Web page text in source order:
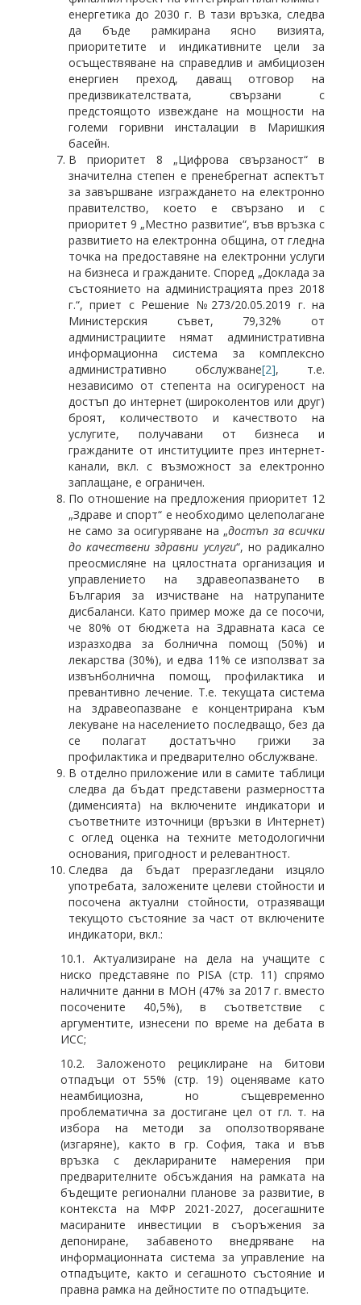
енергетика до 2030 г. В тази връзка, следва
да бъде рамкирана ясно визията,
приоритетите и индикативните цели за
осъществяване на справедлив и амбициозен
енергиен преход, даващ отговор на
предизвикателствата, свързани с
предстоящото извеждане на мощности на
големи горивни инсталации в Маришкия
басейн.
В приоритет 8 „Цифрова свързаност“ в
значителна степен е пренебрегнат аспектът
за завършване изграждането на електронно
правителство, което е свързано и с
приоритет 9 „Местно развитие“, във връзка с
развитието на електронна община, от гледна
точка на предоставяне на електронни услуги
на бизнеса и гражданите. Според „Доклада за
състоянието на администрацията през 2018
г.“, приет с Решение №273/20.05.2019 г. на
Министерския съвет, 79,32% от
администрациите нямат административна
информационна система за комплексно
административно обслужване[2], т.е.
независимо от степента на осигуреност на
достъп до интернет (широколентов или друг)
броят, количеството и качеството на
услугите, получавани от бизнеса и
гражданите от институциите през интернет-
канали, вкл. с възможност за електронно
заплащане, е ограничен.
По отношение на предложения приоритет 12
„Здраве и спорт“ е необходимо целеполагане
не само за осигуряване на „достъп за всички
до качествени здравни услуги“, но радикално
преосмисляне на цялостната организация и
управлението на здравеопазването в
България за изчистване на натрупаните
дисбаланси. Като пример може да се посочи,
че 80% от бюджета на Здравната каса се
изразходва за болнична помощ (50%) и
лекарства (30%), и едва 11% се използват за
извънболнична помощ, профилактика и
превантивно лечение. Т.е. текущата система
на здравеопазване е концентрирана към
лекуване на населението последващо, без да
се полагат достатъчно грижи за
профилактика и предварително обслужване.
В отделно приложение или в самите таблици
следва да бъдат представени размерността
(дименсията) на включените индикатори и
съответните източници (връзки в Интернет)
с оглед оценка на техните методологични
основания, пригодност и релевантност.
Следва да бъдат преразгледани изцяло
употребата, заложените целеви стойности и
посочена актуални стойности, отразяващи
текущото състояние за част от включените
индикатори, вкл.:
10.1. Актуализиране на дела на учащите с
ниско представяне по PISA (стр. 11) спрямо
наличните данни в МОН (47% за 2017 г. вместо
посочените 40,5%), в съответствие с
аргументите, изнесени по време на дебата в
ИСС;
10.2. Заложеното рециклиране на битови
отпадъци от 55% (стр. 19) оценяваме като
неамбициозна, но същевременно
проблематична за достигане цел от гл. т. на
избора на методи за оползотворяване
(изгаряне), както в гр. София, така и във
връзка с декларираните намерения при
предварителните обсъждания на рамката на
бъдещите регионални планове за развитие, в
контекста на МФР 2021-2027, досегашните
масираните инвестиции в съоръжения за
депониране, забавеното внедряване на
информационната система за управление на
отпадъците, както и сегашното състояние и
правна рамка на дейностите по отпадъците.